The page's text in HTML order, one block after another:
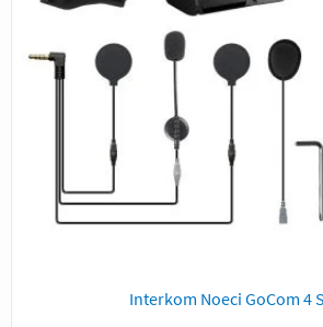
Interkom Noeci GoCom 4